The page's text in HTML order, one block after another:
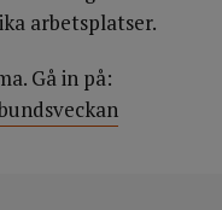
arbetsplatser.
Gå in på: